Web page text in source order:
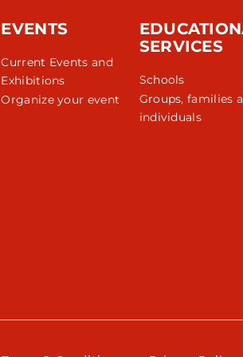
EVENTS
Current Events and
Exhibitions
Organize your event
SERVICES
Schools
Groups, families
individuals